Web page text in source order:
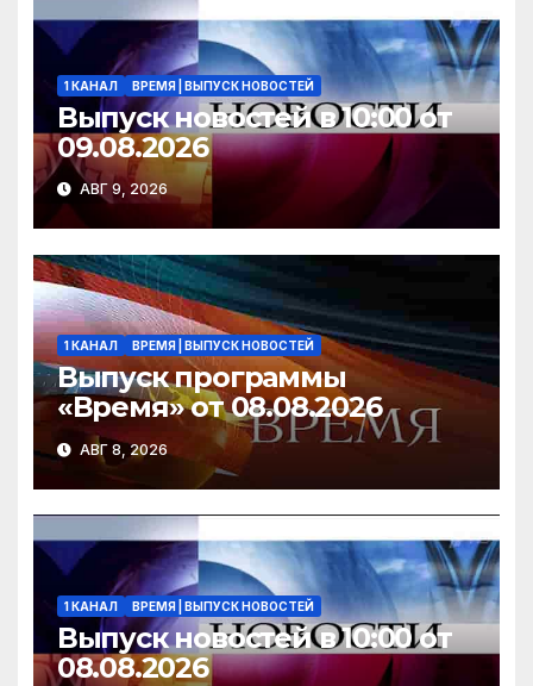
ki
1 КАНАЛ ВРЕМЯ | ВЫПУСК НОВОСТЕЙ
Выпуск новостей в 10:00 от
09.08.2026
АВГ 9, 2026
1 КАНАЛ ВРЕМЯ | ВЫПУСК НОВОСТЕЙ
Выпуск программы
«Время» от 08.08.2026
АВГ 8, 2026
1 КАНАЛ ВРЕМЯ | ВЫПУСК НОВОСТЕЙ
Выпуск новостей в 10:00 от
08.08.2026